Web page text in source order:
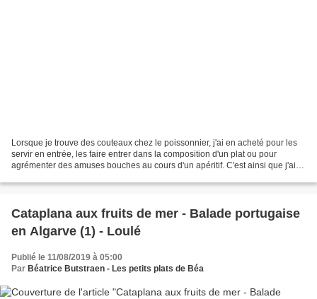
Lorsque je trouve des couteaux chez le poissonnier, j'ai en acheté pour les
servir en entrée, les faire entrer dans la composition d'un plat ou pour
agrémenter des amuses bouches au cours d'un apéritif. C'est ainsi que j'ai
Cataplana aux fruits de mer - Balade portugaise
en Algarve (1) - Loulé
Publié le 11/08/2019 à 05:00
Par Béatrice Butstraen - Les petits plats de Béa